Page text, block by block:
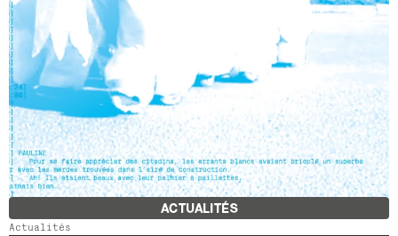
ACTUALITÉS
Actualités